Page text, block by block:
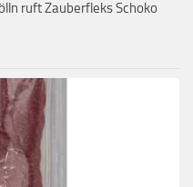
ruft Zauberfleks Schoko